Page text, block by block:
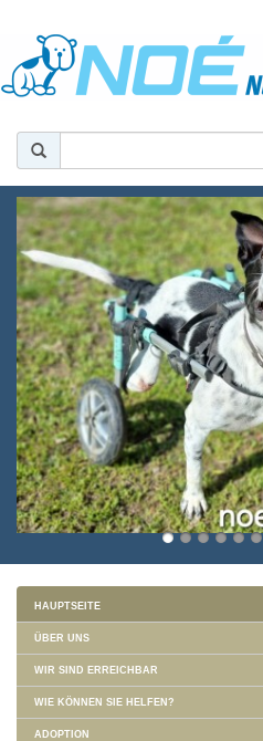
HAUPTSEITE
ÜBER UNS
WIR SIND ERREICHBAR
WIE KÖNNEN SIE HELFEN?
ADOPTION